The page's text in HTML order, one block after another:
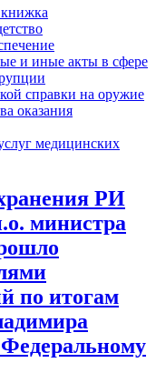
и иные акты в сфере
справки на оружие
оказания
медицинскиx
РИ
министра
по итогам